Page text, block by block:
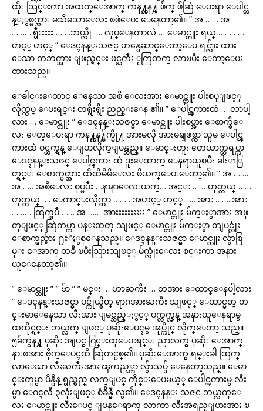
ထိုး သြင္းကာ အထက္ေအာက္ ကန႔္လန႔္ ဖ်က္ ဖိဆြဲ ေပးရာ ေပါင္တ
န္ႏွစ္ဖက္အား မသိမသာေလး ၿဖဲေပး ေနေတာ့၏။ ” အ …… အ
……….ရွီးးးးး …….ဘယ္လို …. လုပ္ေနတာလဲ … ေမာင္တူး ရယ္ …………
ဟင့္ ဟင့္ ” ေဒၚနန္းသဇင္ ဟန္မေဆာင္ေတာ့ေပ ရင္လ်ား ထား
ေသာ တဘက္အား ျဖည္ရင္း ဖင္ႀကီး ႂကြတက္ လာၿပီး ေကာ့ေပး
ထားသည္။
ေခါင္းေထာင္ ေနေသာ အစိ ေလးအား ေမာင္တူး ပါးစပ္ျဖင့္
လိုက္ကပ္ ေပးရင္း တရွီးရွီး ညည္းေန ၏။ ” ေပါင္ၾကားထဲ … လာပါ့
လား … ေမာင္တူး ” ေဒၚနန္းသဇင္မွာ ေမာင္တူး ပါးစပ္အား ေစာက္စိေ
လး ေတ့ေပးရာ ကန႔္လန႔္ဖ်က္မို႔ အားမလို အားမရျဖစ္ကာ သူမ ေပါင္ၾ
ကားထဲ ဝင္ယက္ရန္ ေျပာလိုက္ျပန္သည္။ ေမာင္းတူး တေယာက္ထရပ္ကာ
ေဒၚနန္းသဇင္ ေပါင္ၾကား ထဲ ဒူးေထာက္ ေနရာယူၿပီး ခါးၫြ
တ္ရင္း ေစာက္ပတ္အား ထိထိမိမိေလး ဖိယက္ေပးေတာ့၏။ ” အ …….
အ ……အစိေလး စုပ္ၿပီး …နာနာေလးယက္… အင္း …… ဟုတ္တယ္ ……
ဟုတ္တယ္ …. ေကာင္းလိုက္တာ ………အဟင့္ ဟင့္ ……အား ……..အား
……… ထြက္ၿပီ …… အ …… အားးးးးးးးးး ” ေမာင္တူး မ်က္ႏွာအား အဖု
တ္ျဖင့္ ဆြဲကပ္ကာ ပန္းထုတ္ သျဖင့္ ေမာင္တူး မ်က္ႏွာ တျပင္လုံး
ေစာက္ရည္မ်ား ႐ႊဲႏွစ္ေနသည္။ ေဒၚနန္းသဇင္မွာ ေမာင္တူး လွ်ာစြ
မ္း ေအာက္ တခ်ီ ၿပီးသြားသျဖင့္ မ်က္လုံးေလး စင္းကာ အနား
ယူေနေတာ့၏။
” ေမာင္တူး ” ” ဗ်ာ ” ” မင္း … ဟာႀကီး … တအား ေထာင္ေနပါ့လား
” ေဒၚနန္းသဇင္မွာ ပင္ကိုယ္စိတ္ ရာဂအားႀကီး သျဖင့္ ေထာင္မတ္ တ
င္းမာေနေသာ လီးအား ျမင္သည္ႏွင့္ ပက္လက္လွန္ အနားယူေနရာမွ
ထထိုင္ရင္း ဘယ္လက္ ျဖင့္ ပုဆိုးေပၚမွ အုပ္ကိုင္ လိုက္ေတာ့ သည္။
၅ခ်က္ခန႔္ ပုဆိုး အျပင္မွ ဂြင္းထုေပးရင္း ညာလက္မွ ပုဆိုး ေအာက္
နားစအား ဗိုက္ေပၚထိ ဆြဲတင္ပစ္၏။ ပုဆိုးေအာက္မွ ရမ္းခါ ထြက္
လာေသာ လီးႀကီးအား ၾကည့္ကာ လွ်ာသပ္ခ် ေနေတာ့သည္။ ေမာ
င္းတူမွာ ပိန္ပိန္ ရွည္ရွည္ လက္ျပင္ ကိုင္းေပမယ့္ ေပါင္ၾကားမွ လီး
မွာ ေဂၚလီ ၃လုံးျဖင့္ စံခ်ိန္မွီ လွ၏။ ေဒၚနန္း သဇင္ ဘယ္လက္ေ
လး ေမာင္တူး လီးေပၚ ျပန္ေရာက္ လာကာ လီးအရည္ျပားအား ၿ